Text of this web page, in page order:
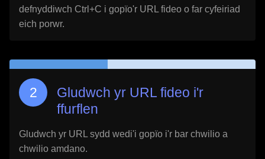
defnyddiwch Ctrl+C i gopïo'r URL fideo o far cyfeiriad
eich porwr.
Gludwch yr URL fideo i'r
ffurflen
Gludwch yr URL sydd wedi'i gopïo i'r bar chwilio a
chwilio amdano.